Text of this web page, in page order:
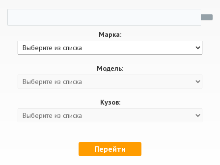
Марка:
Модель:
Кузов:
Перейти